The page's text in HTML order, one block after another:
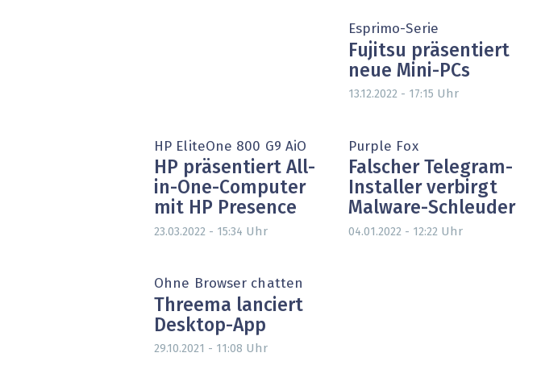
Esprimo-Serie
Fujitsu präsentiert
neue Mini-PCs
13.12.2022 - 17:15 Uhr
HP EliteOne 800 G9 AiO
HP präsentiert All-
in-One-Computer
mit HP Presence
23.03.2022 - 15:34 Uhr
Purple Fox
Falscher Telegram-
Installer verbirgt
Malware-Schleuder
04.01.2022 - 12:22 Uhr
Ohne Browser chatten
Threema lanciert
Desktop-App
29.10.2021 - 11:08 Uhr